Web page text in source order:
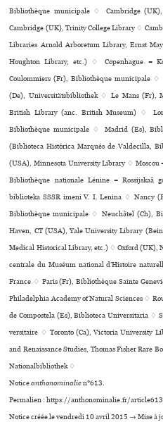
Bibliothèque muni­ci­pale ♢ Cambridge
Cambridge (UK), Trinity College Library ♢
Libraries Arnold Arboretum Library, Ernst
Houghton Library, etc.) ♢ Copenhague =
Coulommiers (Fr), Bibliothèque muni­ci­pale
(De), Universitätsbibliothek ♢ Le Mans (Fr),
British Library (anc. British Museum) ♢
Bibliothèque muni­ci­pale ♢ Madrid (Es),
(Biblioteca Histórica Marqués de Valdecilla,
(USA), Minnesota University Library ♢ Moscou
Bibliothèque nationale Lénine = Rossijskaâ
biblioteka SSSR imeni V. I. Lenina ♢ Nancy
Bibliothèque muni­ci­pale ♢ Neuchâtel (Ch),
Haven, CT (USA), Yale University Library
Medical Historical Library, etc.) ♢ Oxford (UK),
cen­trale du Muséum natio­nal d’Histoire
France ♢ Paris (Fr), Bibliothèque Sainte
Philadelphia Academy of Natural Sciences ♢
de Compostela (Es), Biblioteca Universitaria
ver­si­taire ♢ Toronto (Ca), Victoria University
and Renaissance Studies, Thomas Fisher Rare
Nationalbibliothek ♢
Noticeanthonominalien°613.
Permalien : https://anthonominalie.fr/
Notice créée le vendredi 10 avril 2015 → Mise à